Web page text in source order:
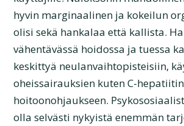
hyvin marginaalinen ja kokeilun
olisi sekä hankalaa että kallista.
vähentävässä hoidossa ja tuessa
keskittyä neulanvaihtopisteisiin,
oheissairauksien kuten C-
hoitoonohjaukseen.
olla selvästi nykyistä enemmän